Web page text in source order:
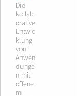
Die
kollab
orative
Entwic
klung
von
Anwen
dunge
n mit
offene
m